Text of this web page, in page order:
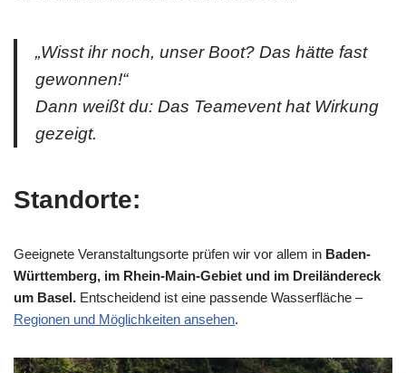
„Wisst ihr noch, unser Boot? Das hätte fast
gewonnen!“
Dann weißt du: Das Teamevent hat Wirkung
gezeigt.
Standorte:
Geeignete Veranstaltungsorte prüfen wir vor allem in Baden-
Württemberg, im Rhein-Main-Gebiet und im Dreiländereck
um Basel. Entscheidend ist eine passende Wasserfläche –
Regionen und Möglichkeiten ansehen.